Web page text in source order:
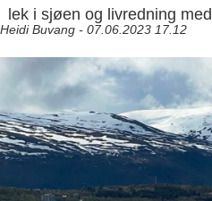
lek i sjøen og livredning
Heidi Buvang - 07.06.2023 17.12